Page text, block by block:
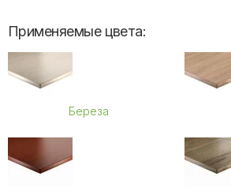
Применяемые цвета:
Береза